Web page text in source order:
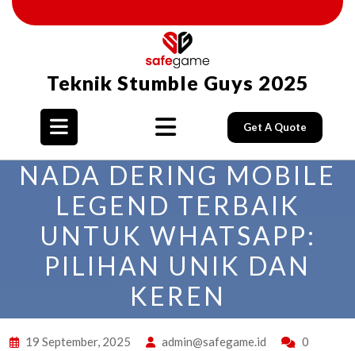
Skip
Teknik Stumble Guys 2025
Open
Button
Get A Quote
NADA DERING MOBILE
LEGEND TERBAIK
UNTUK WHATSAPP:
PILIHAN UNIK DAN
KEREN
19 September, 2025 admin@safegame.id
0